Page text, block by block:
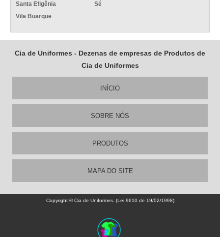
Santa Efigênia
Sé
Vila Buarque
Cia de Uniformes - Dezenas de empresas de Produtos de
Cia de Uniformes
INÍCIO
SOBRE NÓS
PRODUTOS
MAPA DO SITE
Copyright © Cia de Uniformes. (Lei 9610 de 19/02/1998)